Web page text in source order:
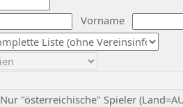
Vorname
Nur "österreichische" Spieler